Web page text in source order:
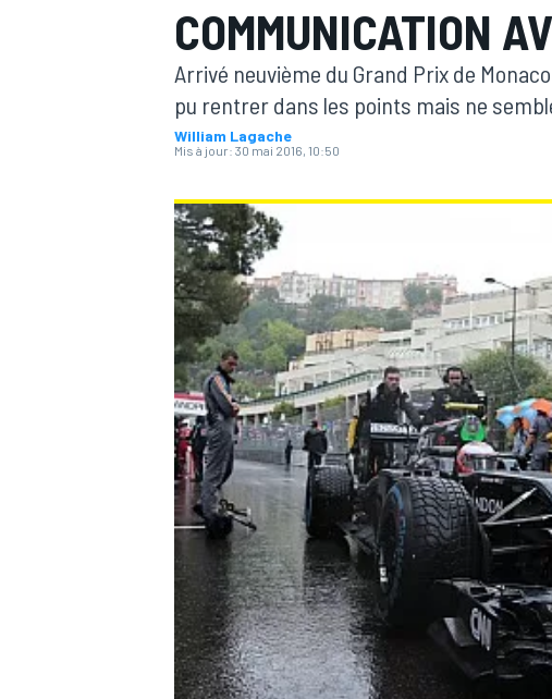
WRC
COMMUNICATION
Arrivé neuvième du Grand Prix de
pu rentrer dans les points mais ne
William Lagache
Mis à jour: 30 mai 2016, 10:50